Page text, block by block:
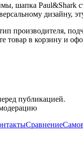
шапка
дизайну,
производителя,
товар в корзину и
публикацией.
Сравнение